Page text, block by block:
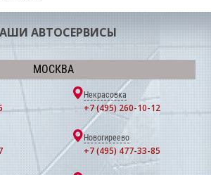
АВТОСЕРВИСЫ
МОСКВА
Некрасовка
+7 (495) 260-10-12
Новогиреево
+7 (495) 477-33-85